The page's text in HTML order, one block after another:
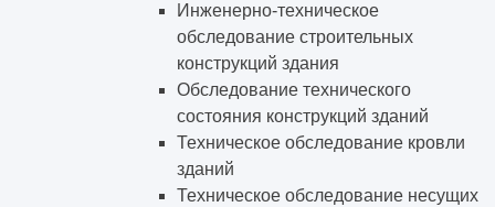
Инженерно-техническое
обследование строительных
конструкций здания
Обследование технического
состояния конструкций зданий
Техническое обследование кровли
зданий
Техническое обследование несущих